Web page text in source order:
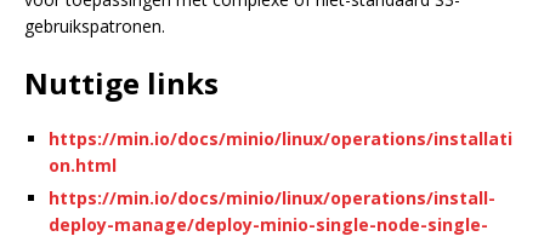
gebruikspatronen.
Nuttige links
https://min.io/docs/minio/linux/operations/installati
on.html
https://min.io/docs/minio/linux/operations/install-
deploy-manage/deploy-minio-single-node-single-